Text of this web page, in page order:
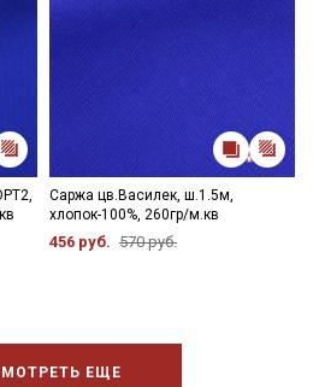
Саржа цв.Василек, ш.1.5м,
хлопок-100%, 260гр/м.кв
456 руб. 570 руб.
ЕЩЕ